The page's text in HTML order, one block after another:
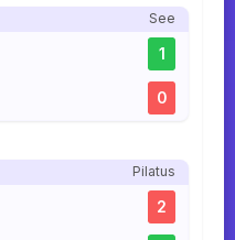
See
1
0
Pilatus
2